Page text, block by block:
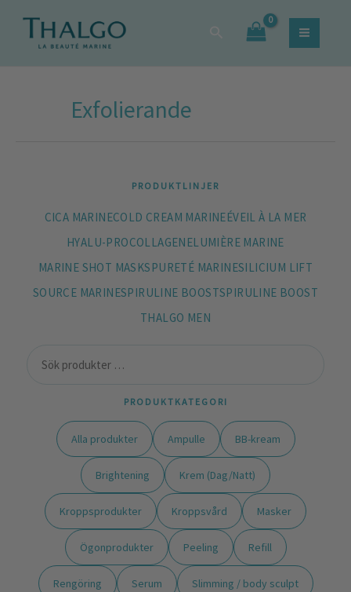
innehåll
Exfolierande
PRODUKTLINJER
CICA MARINECOLD CREAM MARINEÉVEIL À LA MER
HYALU-PROCOLLAGENELUMIÈRE MARINE
MARINE SHOT MASKS PURETÉ MARINESILICIUM LIFT
SOURCE MARINESPIRULINE BOOSTSPIRULINE BOOST
THALGO MEN
efter:
PRODUKTKATEGORI
Alla produkter Ampulle BB-kream
Brightening Krem (Dag/Natt)
Kroppsprodukter Kroppsvård Masker
Ögonprodukter Peeling Refill
Rengöring Serum Slimming / body sculpt
efter
popularitet